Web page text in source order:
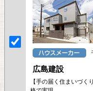
広島建設
【手の届く住まいづく